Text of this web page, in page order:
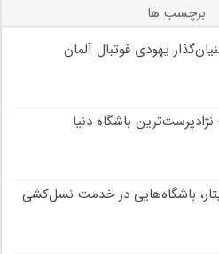
برچسب ها
یهودی فوتبال آلمان
نژادپرست‌ترین باشگاه دنیا
باشگاه‌هایی در خدمت نسل‌کشی